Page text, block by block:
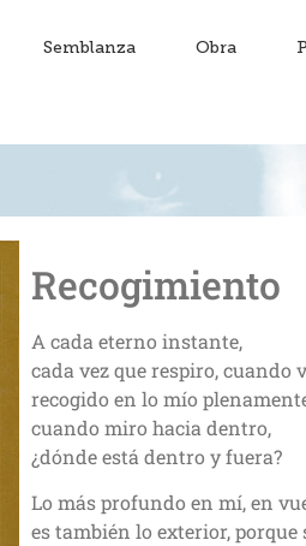
Semblanza Obra
Recogimiento
A cada eterno instante,
cada vez que respiro, cuando
recogido en lo mío
cuando miro hacia dentro,
¿dónde está dentro y fuera?
Lo más profundo en mí, en
es también lo exterior, porque